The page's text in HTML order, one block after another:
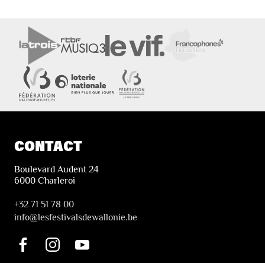
CONTACT
Boulevard Audent 24
6000 Charleroi
+32 71 51 78 00
info@lesfestivalsdewallonie.be